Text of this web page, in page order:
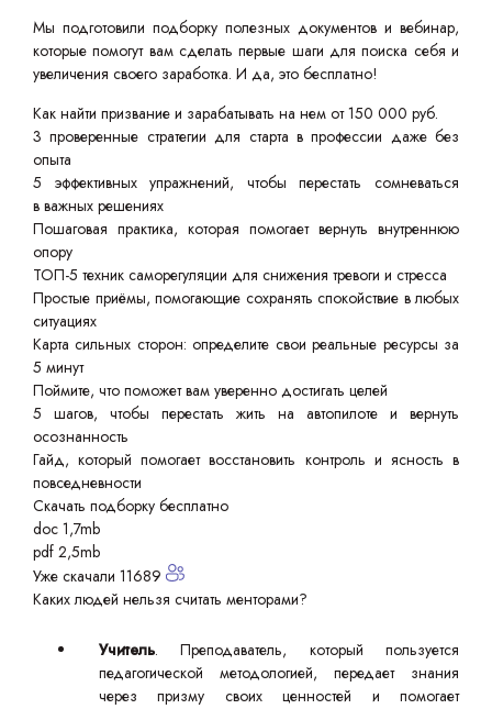
Мы подготовили подборку полезных документов и вебинар,
которые помогут вам сделать первые шаги для поиска себя и
увеличения своего заработка. И да, это бесплатно!
Как найти призвание и зарабатывать на нем от 150 000 руб.
3 проверенные стратегии для старта в профессии даже без
опыта
5 эффективных упражнений, чтобы перестать сомневаться
в важных решениях
Пошаговая практика, которая помогает вернуть внутреннюю
опору
ТОП-5 техник саморегуляции для снижения тревоги и стресса
Простые приёмы, помогающие сохранять спокойствие в любых
ситуациях
Карта сильных сторон: определите свои реальные ресурсы за
5 минут
Поймите, что поможет вам уверенно достигать целей
5 шагов, чтобы перестать жить на автопилоте и вернуть
осознанность
Гайд, который помогает восстановить контроль и ясность в
повседневности
Скачать подборку бесплатно
doc 1,7mb
pdf 2,5mb
Уже скачали 11689
Каких людей нельзя считать менторами?
Учитель. Преподаватель, который пользуется
педагогической методологией, передает знания
через призму своих ценностей и помогает